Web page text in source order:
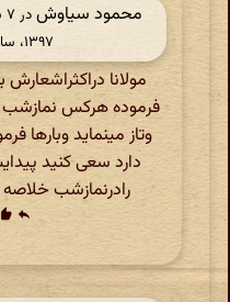
محمود سیاوش
۱۳۹۷، ساعت ۱۱:۳۹
مولانا
فرموده هرکس نمازشب
وتاز مینماید وبارها
دارد سعی کنید
رادرنمازشب
reply